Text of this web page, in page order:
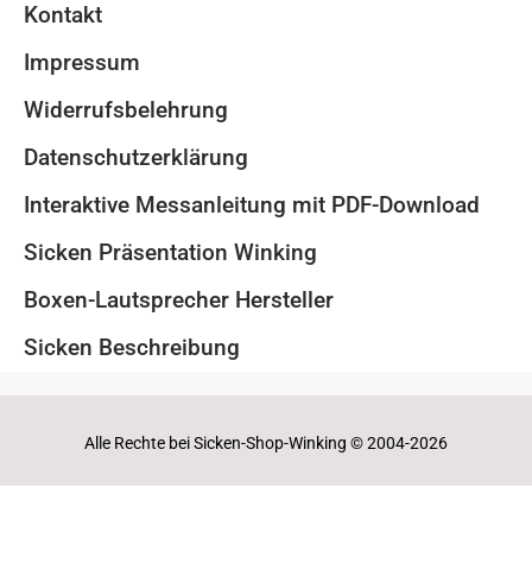
Kontakt
Impressum
Widerrufsbelehrung
Datenschutzerklärung
Interaktive Messanleitung mit PDF-Download
Sicken Präsentation Winking
Boxen-Lautsprecher Hersteller
Sicken Beschreibung
Alle Rechte bei Sicken-Shop-Winking © 2004-2026